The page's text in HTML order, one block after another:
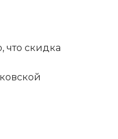
скидка